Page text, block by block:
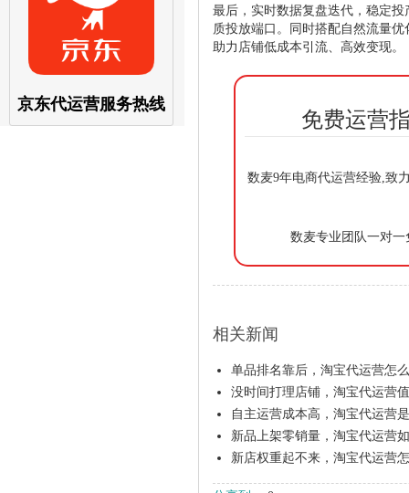
京东代运营服务热线
最后，实时数据复盘迭代，稳定
质投放端口。同时搭配自然流量
助力店铺低成本引流、高效变现。
免费运营
数麦9年电商代运营经验,致
数麦专业团队一对
相关新闻
单品排名靠后，淘宝代运营怎
没时间打理店铺，淘宝代运营
自主运营成本高，淘宝代运营
新品上架零销量，淘宝代运营
新店权重起不来，淘宝代运营